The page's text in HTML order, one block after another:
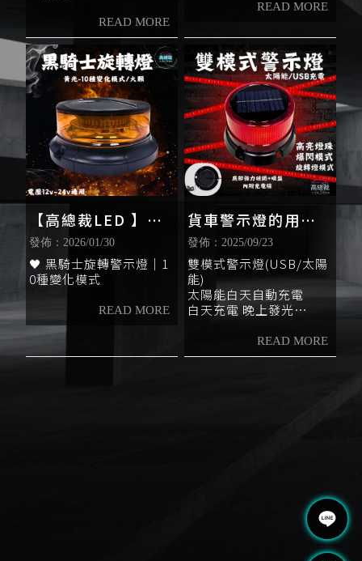
▪️黃光｜經典警示感⚠️
▪️幻彩｜流動變色超吸睛
✨
🎮 控制方式
▪️黃光 👉 遙控控制
10種爆閃模式⚡
3段亮度可調🔥
▪️幻彩 👉 APP操控📱
多種變化隨心切換
想低調 or 想炸街 自己決
定😎
🔧 接線款設計
🔩 夾扣固定 安裝快速不
卡關
夜晚不是開燈
是直接開氣場🔥🔥🔥
【高總裁LED 】台
灣現貨 黑騎士旋轉
燈 大顆 小顆10種變
化 黃光 旋轉燈 爆
閃燈 12~24V 通用
發佈：2026/01/30
🖤 黑騎士旋轉警示燈｜1
0種變化模式
貨車警示燈的用意
是什麼？／雙模式
警示燈新品上架
發佈：2025/09/23
雙模式警示燈(USB/太陽
能)
太陽能白天自動充電
白天充電 晚上發光
模式:360度旋轉燈模式/
爆閃燈模式 2種